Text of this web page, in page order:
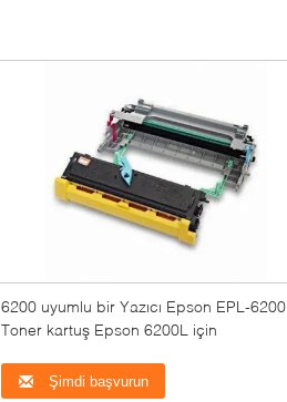
6200 uyumlu bir Yazıcı Epson EPL-6200
Toner kartuş Epson 6200L için
Şimdi başvurun